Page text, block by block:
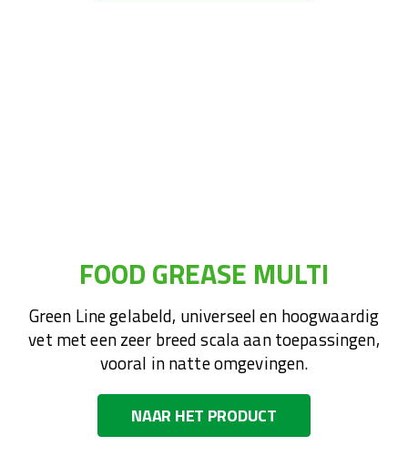
FOOD GREASE MULTI
Green Line gelabeld, universeel en hoogwaardig
vet met een zeer breed scala aan toepassingen,
vooral in natte omgevingen.
NAAR HET PRODUCT